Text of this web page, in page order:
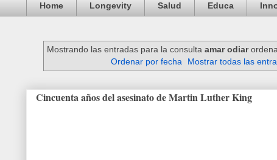
Home Longevity Salud Educa
Mostrando las entradas para la consulta amar odiar
Ordenar por fecha
Mostrar todas las
Cincuenta años del asesinato de Martin Luther King